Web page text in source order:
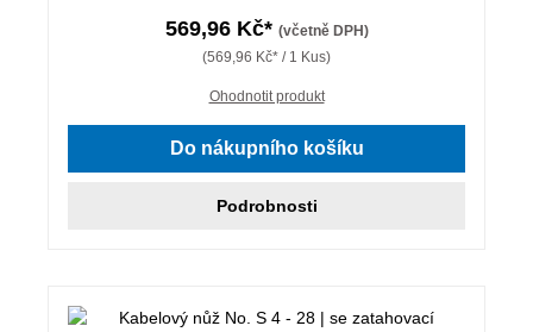
569,96 Kč* (včetně DPH)
(569,96 Kč* / 1 Kus)
Ohodnotit produkt
Do nákupního košíku
Podrobnosti